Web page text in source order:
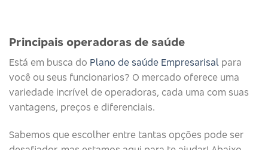
Principais operadoras de saúde​
Está em busca do Plano de saúde Empresarisal para
você ou seus funcionarios? O mercado oferece uma
variedade incrível de operadoras, cada uma com suas
vantagens, preços e diferenciais.
Sabemos que escolher entre tantas opções pode ser